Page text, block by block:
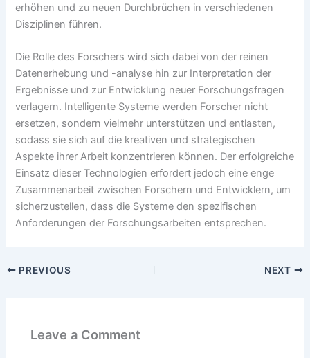
erhöhen und zu neuen Durchbrüchen in verschiedenen
Disziplinen führen.
Die Rolle des Forschers wird sich dabei von der reinen
Datenerhebung und -analyse hin zur Interpretation der
Ergebnisse und zur Entwicklung neuer Forschungsfragen
verlagern. Intelligente Systeme werden Forscher nicht
ersetzen, sondern vielmehr unterstützen und entlasten,
sodass sie sich auf die kreativen und strategischen
Aspekte ihrer Arbeit konzentrieren können. Der erfolgreiche
Einsatz dieser Technologien erfordert jedoch eine enge
Zusammenarbeit zwischen Forschern und Entwicklern, um
sicherzustellen, dass die Systeme den spezifischen
Anforderungen der Forschungsarbeiten entsprechen.
PREVIOUS NEXT
Leave a Comment